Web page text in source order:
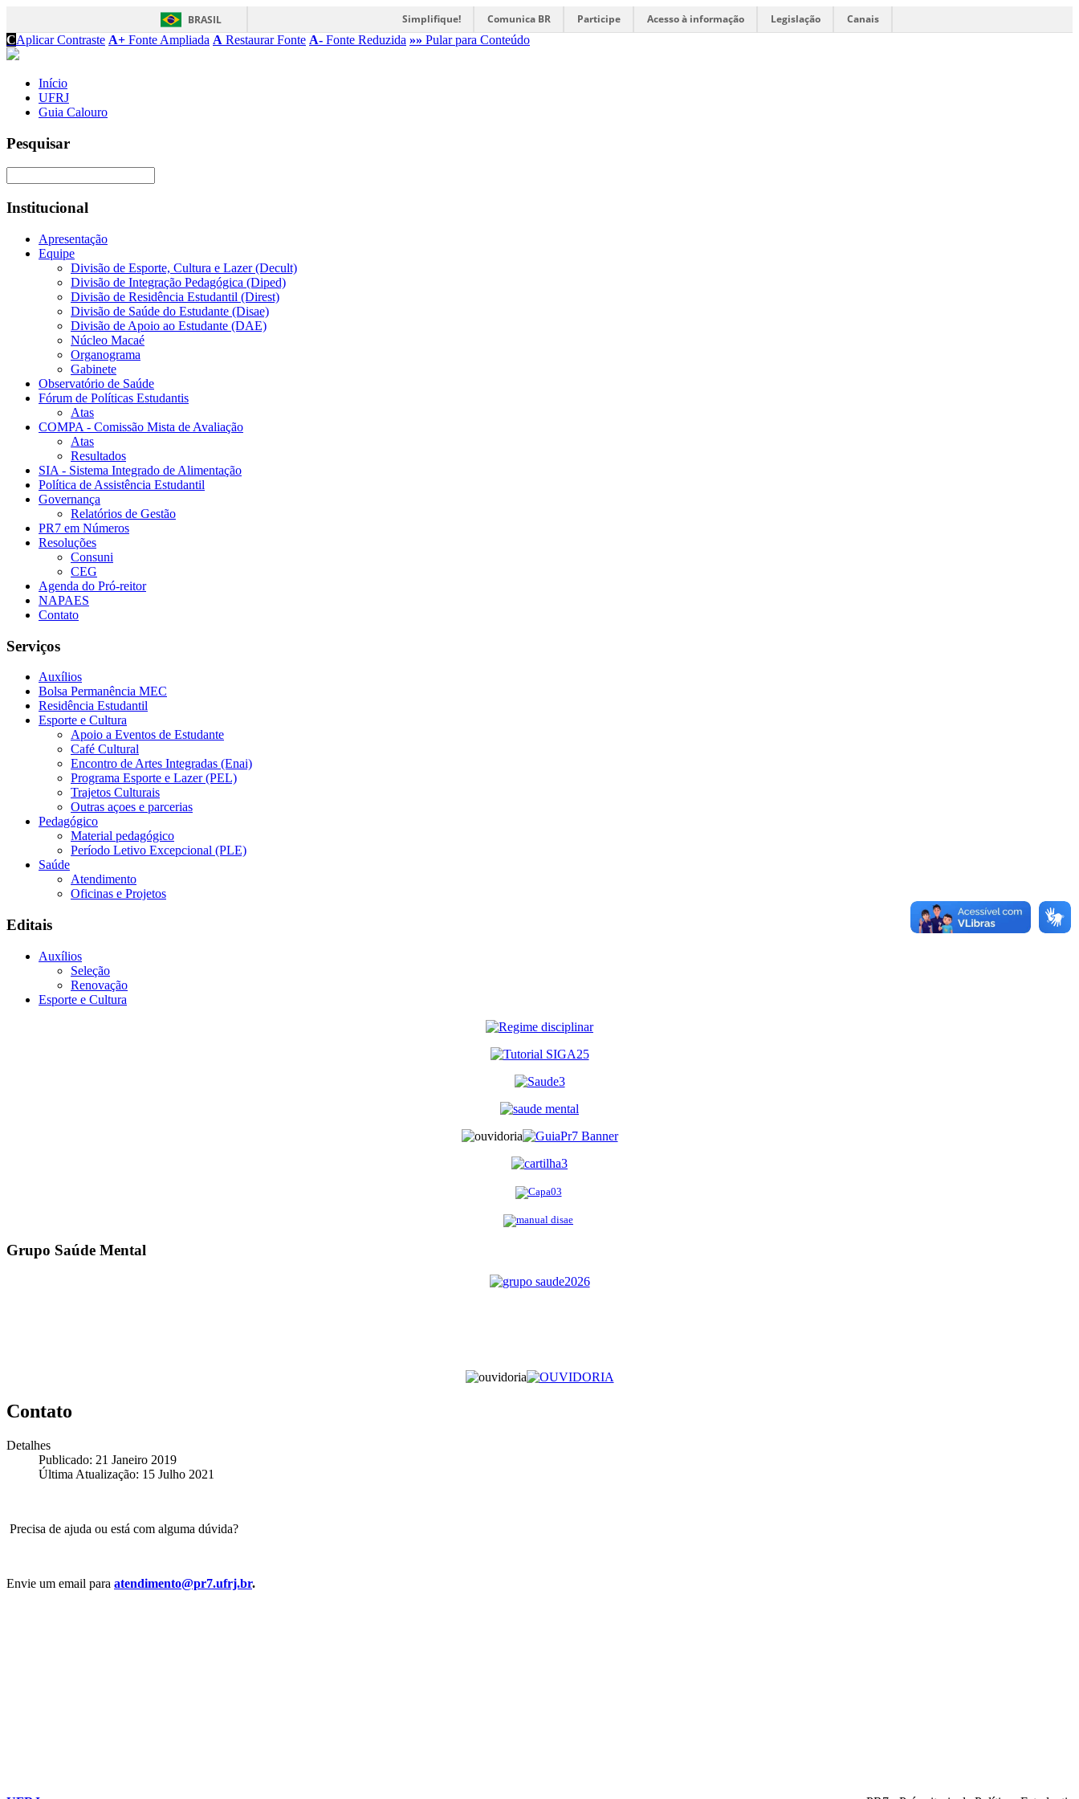
BRASIL Simplifique! Comunica BR Participe Acesso à informação Legislação
Canais
CAplicar Contraste A+ Fonte Ampliada A Restaurar Fonte A- Fonte Reduzida »» Pular para Conteúdo
Início
UFRJ
Guia Calouro
Pesquisar
Institucional
Apresentação
Equipe
Divisão de Esporte, Cultura e Lazer (Decult)
Divisão de Integração Pedagógica (Diped)
Divisão de Residência Estudantil (Direst)
Divisão de Saúde do Estudante (Disae)
Divisão de Apoio ao Estudante (DAE)
Núcleo Macaé
Organograma
Gabinete
Observatório de Saúde
Fórum de Políticas Estudantis
Atas
COMPA - Comissão Mista de Avaliação
Atas
Resultados
SIA - Sistema Integrado de Alimentação
Política de Assistência Estudantil
Governança
Relatórios de Gestão
PR7 em Números
Resoluções
Consuni
CEG
Agenda do Pró-reitor
NAPAES
Contato
Serviços
Auxílios
Bolsa Permanência MEC
Residência Estudantil
Esporte e Cultura
Apoio a Eventos de Estudante
Café Cultural
Encontro de Artes Integradas (Enai)
Programa Esporte e Lazer (PEL)
Trajetos Culturais
Outras açoes e parcerias
Pedagógico
Material pedagógico
Período Letivo Excepcional (PLE)
Saúde
Atendimento
Oficinas e Projetos
Editais
Auxílios
Seleção
Renovação
Esporte e Cultura
Grupo Saúde Mental
Contato
Detalhes
Publicado: 21 Janeiro 2019
Última Atualização: 15 Julho 2021
Precisa de ajuda ou está com alguma dúvida?
Envie um email para atendimento@pr7.ufrj.br.